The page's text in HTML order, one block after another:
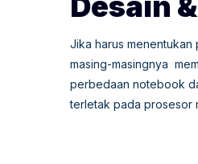
Jika harus
masing-masingnya
perbedaan notebook
terletak pada prosesor